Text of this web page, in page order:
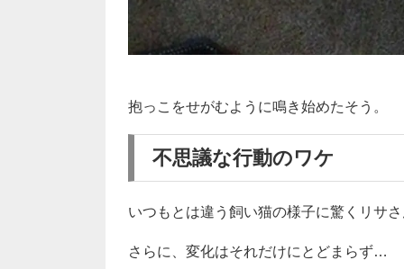
抱っこをせがむように鳴き始めたそう。
不思議な行動のワケ
いつもとは違う飼い猫の様子に驚くリサ
さらに、変化はそれだけにとどまらず…